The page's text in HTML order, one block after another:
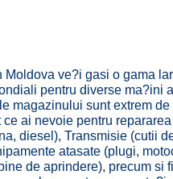
Moldova ve?i gasi o gama
pentru diverse ma?ini
magazinului sunt extrem
ce ai nevoie pentru
diesel), Transmisie (cutii
atasate (plugi,
de aprindere), precum si